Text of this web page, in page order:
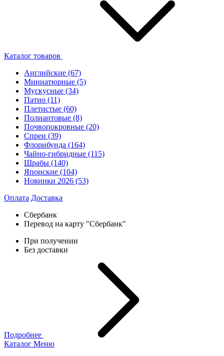
Каталог товаров
Английские (67)
Миниатюрные (5)
Мускусные (34)
Патио (11)
Плетистые (60)
Полиантовые (8)
Почвопокровные (20)
Спреи (39)
Флорибунда (164)
Чайно-гибридные (115)
Шрабы (140)
Японские (104)
Новинки 2026 (53)
Оплата Доставка
Сбербанк
Перевод на карту "Сбербанк"
При получении
Без доставки
Подробнее
Каталог Меню